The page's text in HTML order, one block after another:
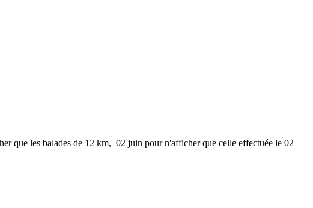
que les balades de 12 km, 02 juin pour n'afficher que celle effectuée le 02